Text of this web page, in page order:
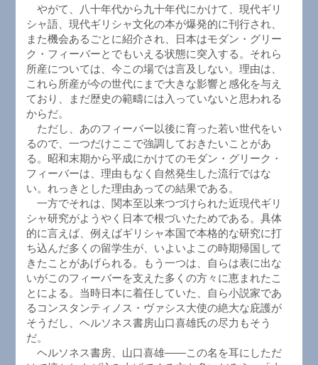
やがて、八十年代から九十年代にかけて、現代ギリ
シャ語、現代ギリシャ文化の本が爆発的に刊行され、
また機会あるごとに紹介され、日本はモダン・グリー
ク・フィーバーとでもいえる状態に突入する。それら
所産については、今この場では言及しない。理由は、
これら所産が今の世代にまで大きな影響と感化を与え
ており、まだ歴史の範疇には入っていないと思われる
からだ。
ただし、あのフィーバー以後に育った若い世代をい
るので、一つだけここで強調しておきたいことがあ
る。昭和末期から平成にかけてのモダン・グリーク・
フィーバーは、理由もなく自然発生した流行ではな
い。れっきとした理由あっての結果である。
一方でそれは、関本至以来つづけられた近現代ギリ
シャ研究がようやく日本で根づいたためである。具体
的に言えば、例えばギリシャ本国で本格的な研究に打
ち込んだ多くの留学生が、いよいよこの時期帰国して
きたことがあげられる。もう一つは、自らは表に出な
いがこのフィーバーを支えた多くの方々に恵まれたこ
とによる。当時日本に着任していた、自ら小説家であ
るコンスタンティノス・ヴァシス大使の絶大な庇護が
そうだし、ヘルソネス書房山口喜雄氏の尽力もそう
だ。
ヘルソネス書房、山口喜雄――この名を耳にしただ